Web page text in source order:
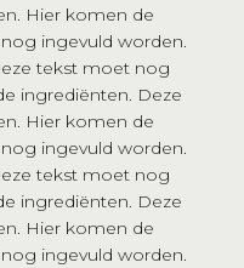
Hier komen de
ingevuld worden.
tekst moet nog
ingrediënten. Deze
Hier komen de
ingevuld worden.
tekst moet nog
ingrediënten. Deze
Hier komen de
ingevuld worden.